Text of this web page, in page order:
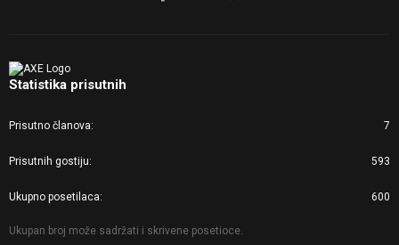
Statistika prisutnih
Prisutno članova 7
Prisutnih gostiju 593
Ukupno posetilaca 600
Ukupan broj može sadržati i skrivene posetioce.